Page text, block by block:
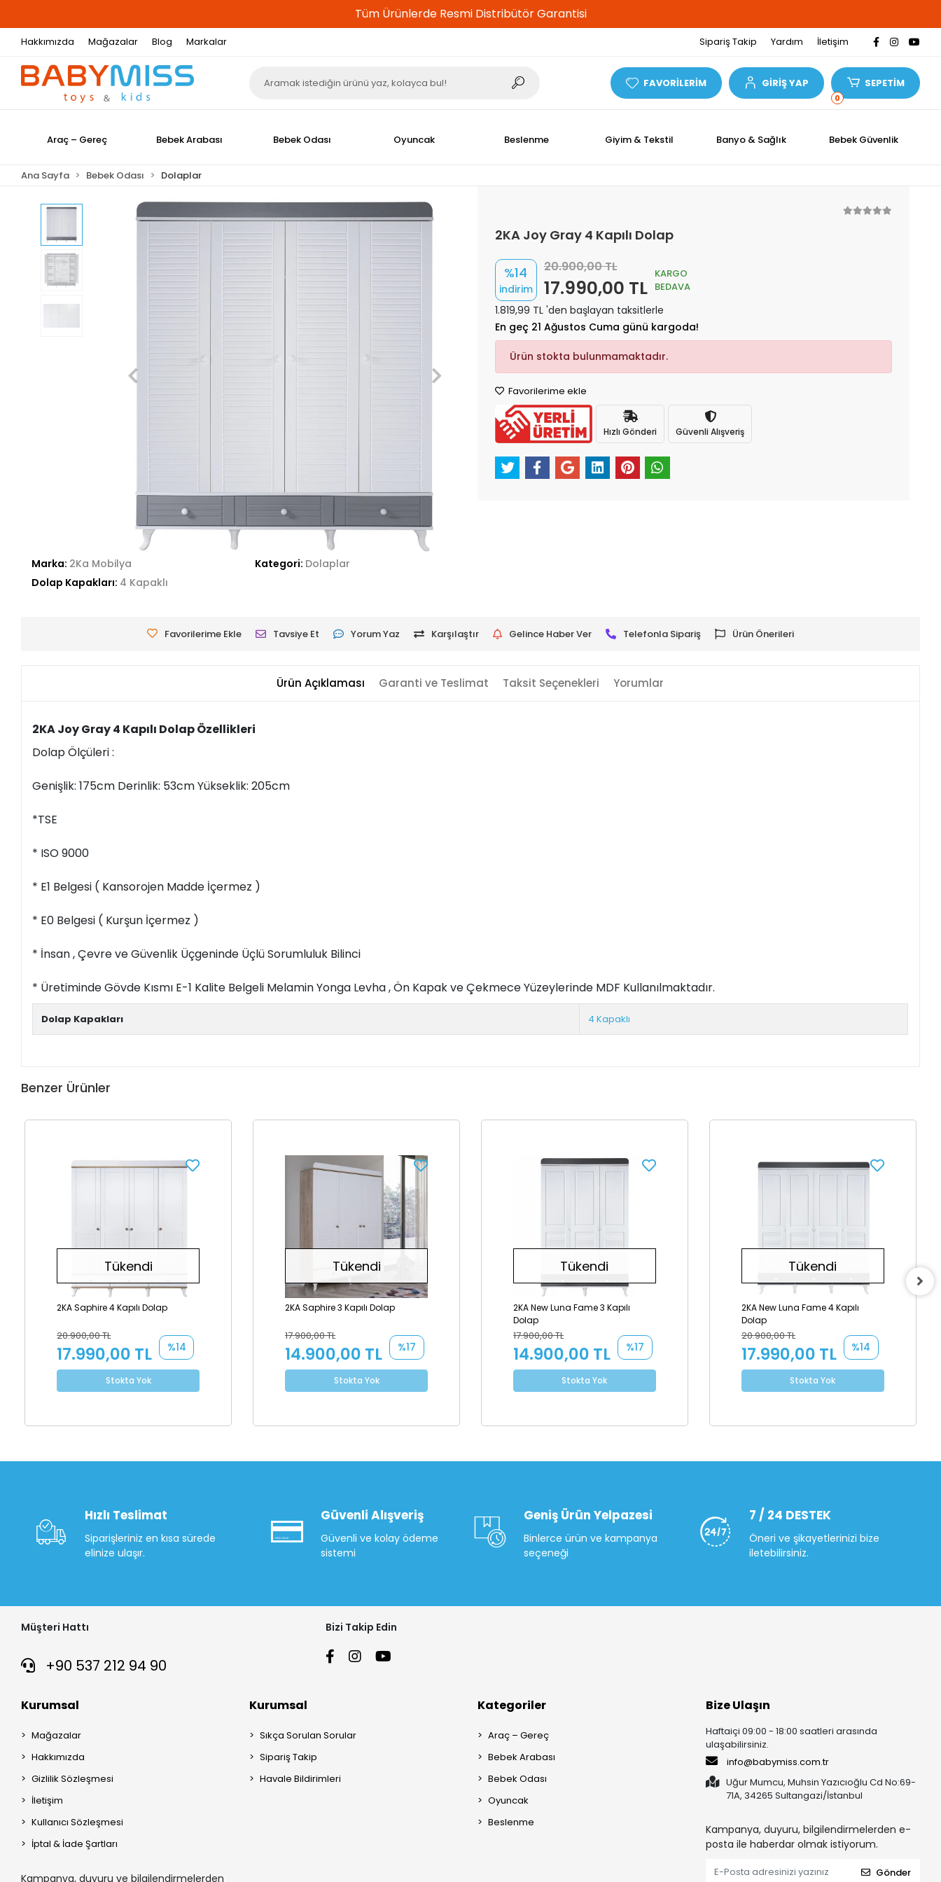
%100 Güvenli Alışveriş
Hakkımızda Mağazalar Blog Markalar Sipariş Takip Yardım İletişim
FAVORİLERİM GİRİŞ YAP
0
SEPETİM
Araç – Gereç Bebek Arabası Bebek Odası Oyuncak Beslenme Giyim & Tekstil Banyo & Sağlık Bebek Güvenlik
Ana Sayfa Bebek Odası Dolaplar
Marka: 2Ka Mobilya Kategori: Dolaplar
Dolap Kapakları: 4 Kapaklı
2KA Joy Gray 4 Kapılı Dolap
%14
indirim
20.900,00 TL
17.990,00 TL
KARGO
BEDAVA
1.819,99 TL 'den başlayan taksitlerle
En geç 21 Ağustos Cuma günü kargoda!
Ürün stokta bulunmamaktadır.
Favorilerime ekle
Hızlı Gönderi Güvenli Alışveriş
Favorilerime Ekle Tavsiye Et Yorum Yaz Karşılaştır Gelince Haber Ver Telefonla Sipariş Ürün Önerileri
Ürün Açıklaması Garanti ve Teslimat Taksit Seçenekleri Yorumlar
2KA Joy Gray 4 Kapılı Dolap Özellikleri
Dolap Ölçüleri :
Genişlik: 175cm Derinlik: 53cm Yükseklik: 205cm
*TSE
* ISO 9000
* E1 Belgesi ( Kansorojen Madde İçermez )
* E0 Belgesi ( Kurşun İçermez )
* İnsan , Çevre ve Güvenlik Üçgeninde Üçlü Sorumluluk Bilinci
* Üretiminde Gövde Kısmı E-1 Kalite Belgeli Melamin Yonga Levha , Ön Kapak ve Çekmece Yüzeylerinde MDF Kullanılmaktadır.
Dolap Kapakları 4 Kapaklı
Benzer Ürünler
Tükendi
2KA Saphire 4 Kapılı Dolap
20.900,00 TL
17.990,00 TL %14
Stokta Yok
Tükendi
2KA Saphire 3 Kapılı Dolap
17.900,00 TL
14.900,00 TL %17
Stokta Yok
Tükendi
2KA New Luna Fame 3 Kapılı
Dolap
17.900,00 TL
14.900,00 TL %17
Stokta Yok
Tükendi
2KA New Luna Fame 4 Kapılı
Dolap
20.900,00 TL
17.990,00 TL %14
Stokta Yok
Hızlı Teslimat
Siparişleriniz en kısa sürede
elinize ulaşır.
Güvenli Alışveriş
Güvenli ve kolay ödeme
sistemi
Geniş Ürün Yelpazesi
Binlerce ürün ve kampanya
seçeneği
7 / 24 DESTEK
Öneri ve şikayetlerinizi bize
iletebilirsiniz.
Müşteri Hattı
+90 537 212 94 90
Bizi Takip Edin
Kurumsal
Mağazalar
Hakkımızda
Gizlilik Sözleşmesi
İletişim
Kullanıcı Sözleşmesi
İptal & İade Şartları
Kampanya, duyuru ve bilgilendirmelerden
Kurumsal
Sıkça Sorulan Sorular
Sipariş Takip
Havale Bildirimleri
Kategoriler
Araç – Gereç
Bebek Arabası
Bebek Odası
Oyuncak
Beslenme
Bize Ulaşın
Haftaiçi 09:00 - 18:00 saatleri arasında
ulaşabilirsiniz.
info@babymiss.com.tr
Uğur Mumcu, Muhsin Yazıcıoğlu Cd No:69-
71A, 34265 Sultangazi/İstanbul
Kampanya, duyuru, bilgilendirmelerden e-
posta ile haberdar olmak istiyorum.
Gönder